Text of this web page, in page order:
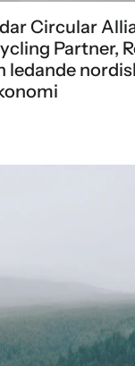
Circular
Partner,
ledande